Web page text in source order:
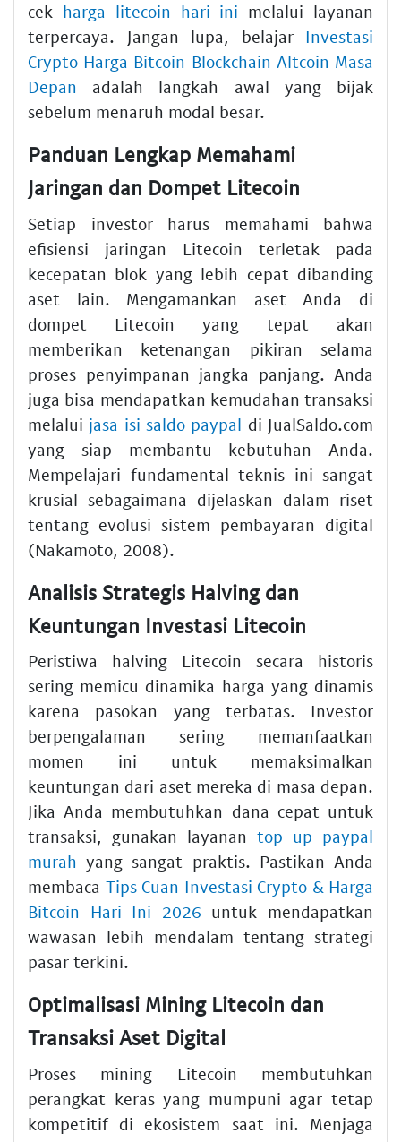
cek harga litecoin hari ini melalui layanan
terpercaya. Jangan lupa, belajar Investasi
Crypto Harga Bitcoin Blockchain Altcoin Masa
Depan adalah langkah awal yang bijak
sebelum menaruh modal besar.
Panduan Lengkap Memahami
Jaringan dan Dompet Litecoin
Setiap investor harus memahami bahwa
efisiensi jaringan Litecoin terletak pada
kecepatan blok yang lebih cepat dibanding
aset lain. Mengamankan aset Anda di
dompet Litecoin yang tepat akan
memberikan ketenangan pikiran selama
proses penyimpanan jangka panjang. Anda
juga bisa mendapatkan kemudahan transaksi
melalui jasa isi saldo paypal di JualSaldo.com
yang siap membantu kebutuhan Anda.
Mempelajari fundamental teknis ini sangat
krusial sebagaimana dijelaskan dalam riset
tentang evolusi sistem pembayaran digital
(Nakamoto, 2008).
Analisis Strategis Halving dan
Keuntungan Investasi Litecoin
Peristiwa halving Litecoin secara historis
sering memicu dinamika harga yang dinamis
karena pasokan yang terbatas. Investor
berpengalaman sering memanfaatkan
momen ini untuk memaksimalkan
keuntungan dari aset mereka di masa depan.
Jika Anda membutuhkan dana cepat untuk
transaksi, gunakan layanan top up paypal
murah yang sangat praktis. Pastikan Anda
membaca Tips Cuan Investasi Crypto & Harga
Bitcoin Hari Ini 2026 untuk mendapatkan
wawasan lebih mendalam tentang strategi
pasar terkini.
Optimalisasi Mining Litecoin dan
Transaksi Aset Digital
Proses mining Litecoin membutuhkan
perangkat keras yang mumpuni agar tetap
kompetitif di ekosistem saat ini. Menjaga